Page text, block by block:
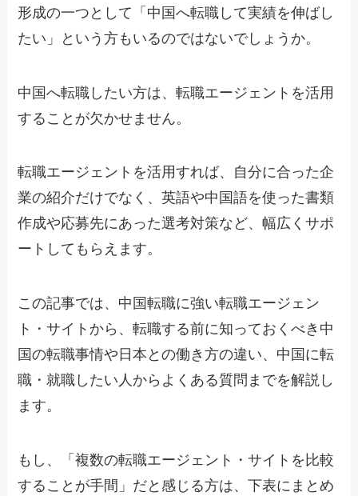
形成の一つとして「中国へ転職して実績を伸ばし
たい」という方もいるのではないでしょうか。
中国へ転職したい方は、転職エージェントを活用
することが欠かせません。
転職エージェントを活用すれば、自分に合った企
業の紹介だけでなく、英語や中国語を使った書類
作成や応募先にあった選考対策など、幅広くサポ
ートしてもらえます。
この記事では、中国転職に強い転職エージェン
ト・サイトから、転職する前に知っておくべき中
国の転職事情や日本との働き方の違い、中国に転
職・就職したい人からよくある質問までを解説し
ます。
もし、「複数の転職エージェント・サイトを比較
することが手間」だと感じる方は、下表にまとめ